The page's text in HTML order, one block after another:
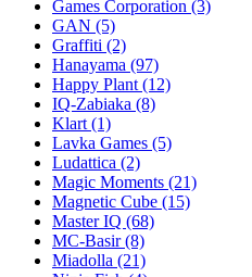
Games Corporation (3)
GAN (5)
Graffiti (2)
Hanayama (97)
Happy Plant (12)
IQ-Zabiaka (8)
Klart (1)
Lavka Games (5)
Ludattica (2)
Magic Moments (21)
Magnetic Cube (15)
Master IQ (68)
MC-Basir(8)
Miadolla (21)